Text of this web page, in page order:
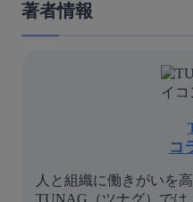
著者情報
コ
人と組織に働きがいを